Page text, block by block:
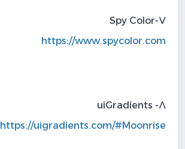
٧-Spy Color
https://www.spycolor.com
٨- uiGradients
https://uigradients.com/#Moonrise